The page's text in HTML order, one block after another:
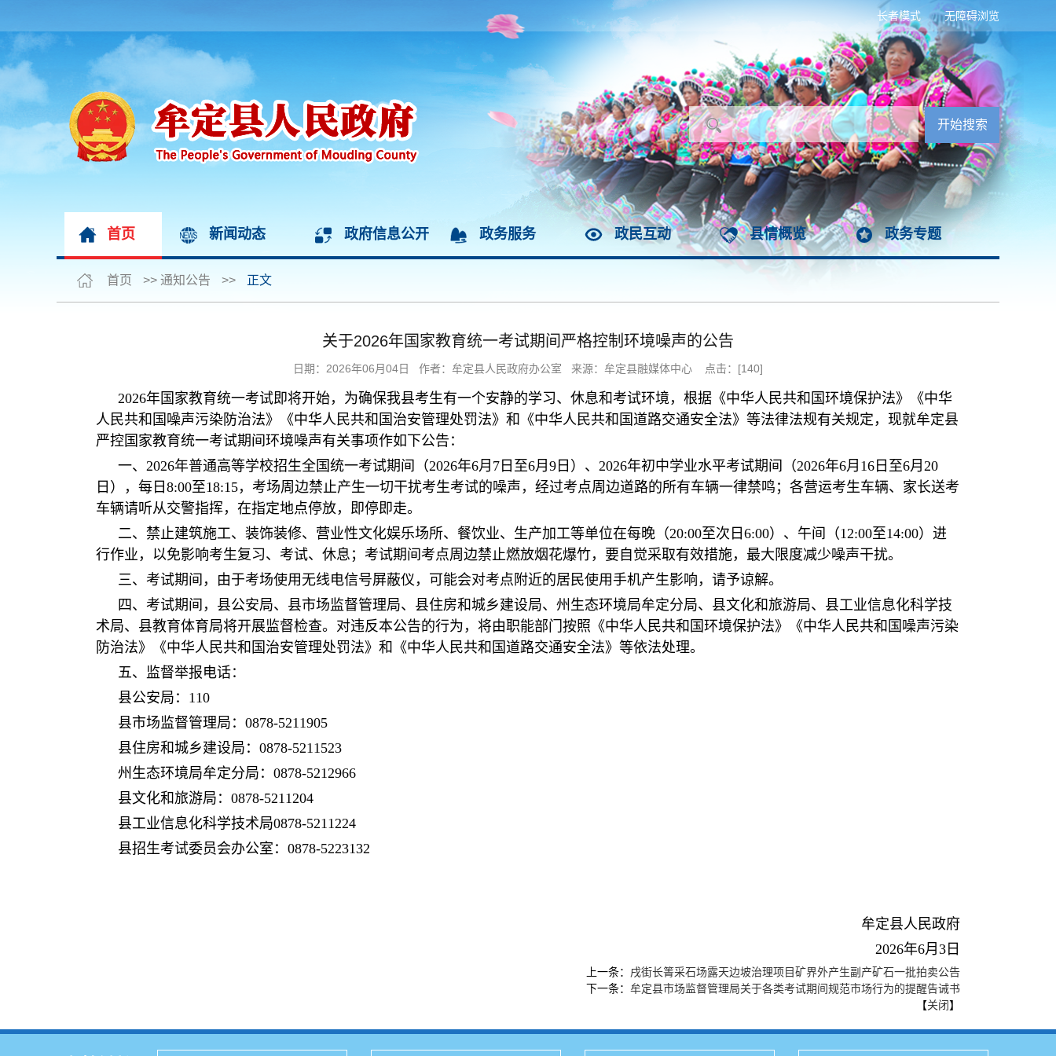
无障碍浏览
长者模式
首页 新闻动态 政府信息公开 政务服务 政民互动 县情概览 政务专题
首页 >> 通知公告 >> 正文
关于2026年国家教育统一考试期间严格控制环境噪声的公告
日期：2026年06月04日 作者：牟定县人民政府办公室 来源：牟定县融媒体中心 点击：[140]
2026年国家教育统一考试即将开始，为确保我县考生有一个安静的学习、休息和考试环境，根据《中华人民共和国环境保护法》《中华
人民共和国噪声污染防治法》《中华人民共和国治安管理处罚法》和《中华人民共和国道路交通安全法》等法律法规有关规定，现就牟定县
严控国家教育统一考试期间环境噪声有关事项作如下公告：
一、2026年普通高等学校招生全国统一考试期间（2026年6月7日至6月9日）、2026年初中学业水平考试期间（2026年6月16日至6月20
日），每日8:00至18:15，考场周边禁止产生一切干扰考生考试的噪声，经过考点周边道路的所有车辆一律禁鸣；各营运考生车辆、家长送考
车辆请听从交警指挥，在指定地点停放，即停即走。
二、禁止建筑施工、装饰装修、营业性文化娱乐场所、餐饮业、生产加工等单位在每晚（20:00至次日6:00）、午间（12:00至14:00）进
行作业，以免影响考生复习、考试、休息；考试期间考点周边禁止燃放烟花爆竹，要自觉采取有效措施，最大限度减少噪声干扰。
三、考试期间，由于考场使用无线电信号屏蔽仪，可能会对考点附近的居民使用手机产生影响，请予谅解。
四、考试期间，县公安局、县市场监督管理局、县住房和城乡建设局、州生态环境局牟定分局、县文化和旅游局、县工业信息化科学技
术局、县教育体育局将开展监督检查。对违反本公告的行为，将由职能部门按照《中华人民共和国环境保护法》《中华人民共和国噪声污染
防治法》《中华人民共和国治安管理处罚法》和《中华人民共和国道路交通安全法》等依法处理。
五、监督举报电话：
县公安局：110
县市场监督管理局：0878-5211905
县住房和城乡建设局：0878-5211523
州生态环境局牟定分局：0878-5212966
县文化和旅游局：0878-5211204
县工业信息化科学技术局0878-5211224
县招生考试委员会办公室：0878-5223132
牟定县人民政府
2026年6月3日
上一条： 戌街长箐采石场露天边坡治理项目矿界外产生副产矿石一批拍卖公告
下一条： 牟定县市场监督管理局关于各类考试期间规范市场行为的提醒告诫书
【关闭】